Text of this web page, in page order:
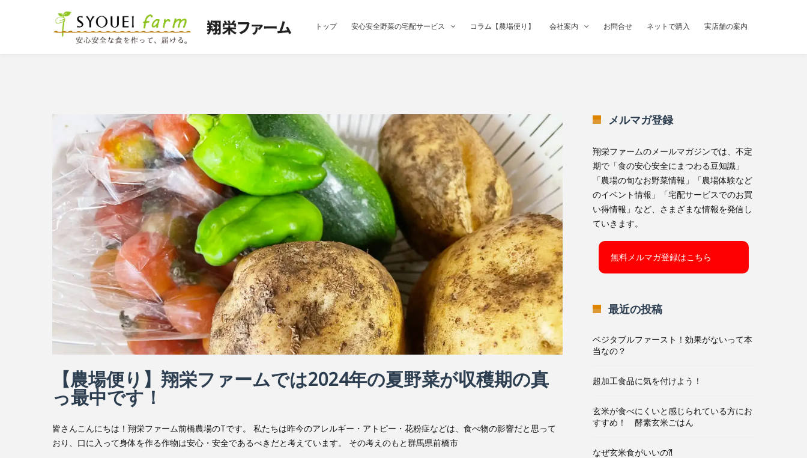
トップ 安心安全野菜の宅配サービス コラム【農場便り】 会社案内 お問合せ ネットで購入 実店舗の案内
【農場便り】翔栄ファームでは2024年の夏野菜が収穫期の真
っ最中です！
皆さんこんにちは！翔栄ファーム前橋農場のTです。 私たちは昨今のアレルギー・アトピー・花粉症などは、食べ物の影響だと思って
おり、口に入って身体を作る作物は安心・安全であるべきだと考えています。 その考えのもと群馬県前橋市
メルマガ登録
翔栄ファームのメールマガジンでは、不定
期で「食の安心安全にまつわる豆知識」
「農場の旬なお野菜情報」「農場体験など
のイベント情報」「宅配サービスでのお買
い得情報」など、さまざまな情報を発信し
ていきます。
無料メルマガ登録はこちら
最近の投稿
ベジタブルファースト！効果がないって本
当なの？
超加工食品に気を付けよう！
玄米が食べにくいと感じられている方にお
すすめ！ 酵素玄米ごはん
なぜ玄米食がいいの⁈